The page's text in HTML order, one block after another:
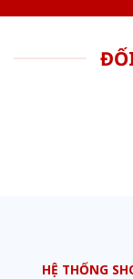
HỆ THỐNG